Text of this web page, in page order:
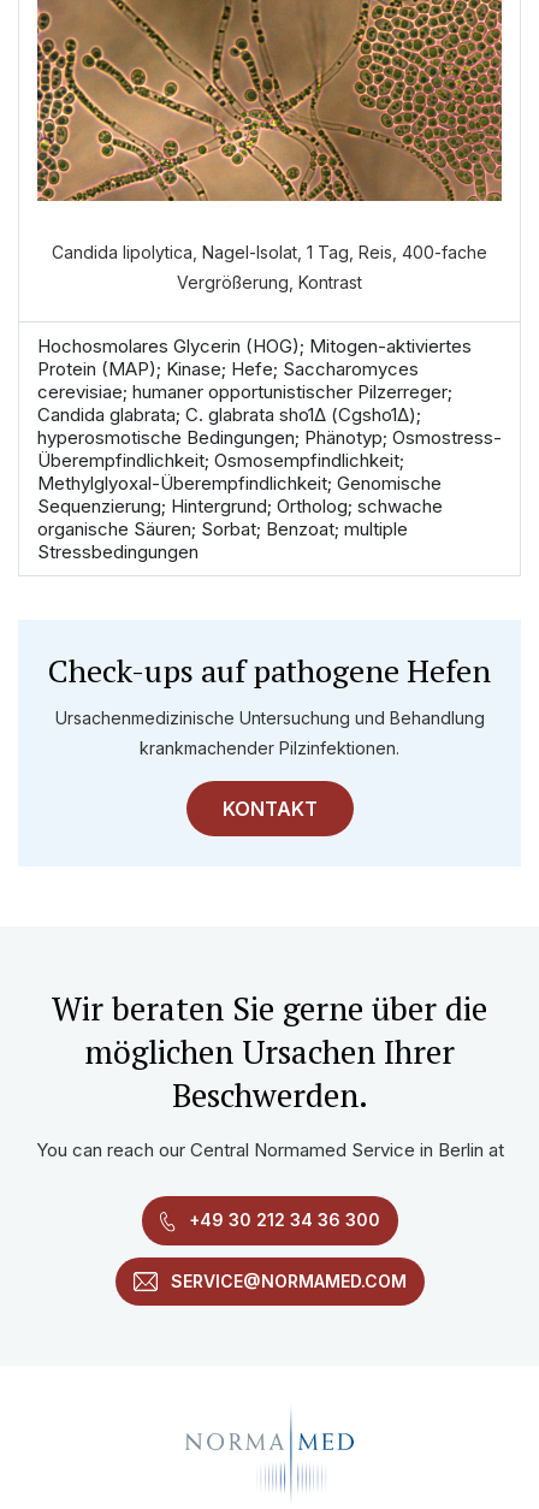
Candida lipolytica, Nagel-Isolat, 1 Tag, Reis, 400-fache
Vergrößerung, Kontrast
Hochosmolares Glycerin (HOG); Mitogen-aktiviertes
Protein (MAP); Kinase; Hefe; Saccharomyces
cerevisiae; humaner opportunistischer Pilzerreger;
Candida glabrata; C. glabrata sho1Δ (Cgsho1Δ);
hyperosmotische Bedingungen; Phänotyp; Osmostress-
Überempfindlichkeit; Osmosempfindlichkeit;
Methylglyoxal-Überempfindlichkeit; Genomische
Sequenzierung; Hintergrund; Ortholog; schwache
organische Säuren; Sorbat; Benzoat; multiple
Stressbedingungen
Check-ups auf pathogene Hefen
Ursachenmedizinische Untersuchung und Behandlung
krankmachender Pilzinfektionen.
KONTAKT
Wir beraten Sie gerne über die
möglichen Ursachen Ihrer
Beschwerden.
You can reach our Central Normamed Service in Berlin at
+49 30 212 34 36 300
SERVICE@NORMAMED.COM